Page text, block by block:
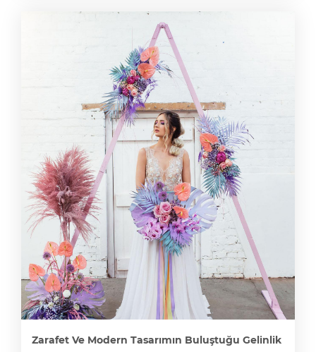
Zarafet Ve Modern Tasarımın Buluştuğu Gelinlik